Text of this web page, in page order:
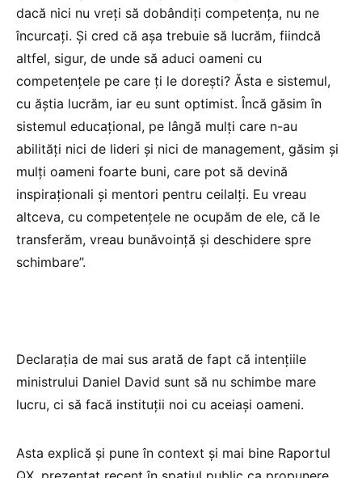
dacă nici nu vreți să dobândiți competența, nu ne
încurcați. Și cred că așa trebuie să lucrăm, fiindcă
altfel, sigur, de unde să aduci oameni cu
competențele pe care ți le dorești? Ăsta e sistemul,
cu ăștia lucrăm, iar eu sunt optimist. Încă găsim în
sistemul educațional, pe lângă mulți care n-au
abilități nici de lideri și nici de management, găsim și
mulți oameni foarte buni, care pot să devină
inspiraționali și mentori pentru ceilalți. Eu vreau
altceva, cu competențele ne ocupăm de ele, că le
transferăm, vreau bunăvoință și deschidere spre
schimbare”.
Declarația de mai sus arată de fapt că intențiile
ministrului Daniel David sunt să nu schimbe mare
lucru, ci să facă instituții noi cu aceiași oameni.
Asta explică și pune în context și mai bine Raportul